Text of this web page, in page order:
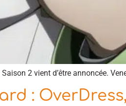
2 vient d’être annoncée.
: